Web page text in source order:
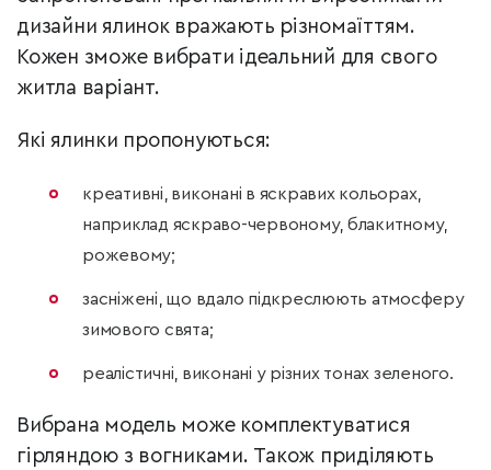
дизайни ялинок вражають різномаїттям.
Кожен зможе вибрати ідеальний для свого
житла варіант.
Які ялинки пропонуються:
креативні, виконані в яскравих кольорах,
наприклад яскраво-червоному, блакитному,
рожевому;
засніжені, що вдало підкреслюють атмосферу
зимового свята;
реалістичні, виконані у різних тонах зеленого.
Вибрана модель може комплектуватися
гірляндою з вогниками. Також приділяють